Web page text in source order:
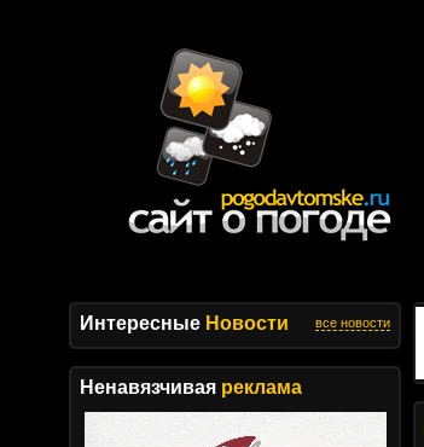
Интересные Новости все новости
Ненавязчивая реклама